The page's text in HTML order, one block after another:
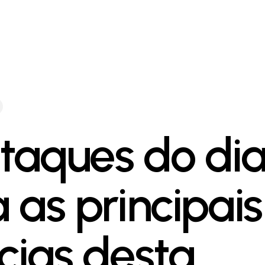
do
as principais